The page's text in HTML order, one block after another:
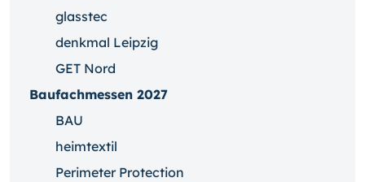
glasstec
denkmal Leipzig
GET Nord
Baufachmessen 2027
BAU
heimtextil
Perimeter Protection